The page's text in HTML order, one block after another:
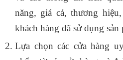
năng, giá cả, thương
khách hàng đã sử dụng sản
Lựa chọn các cửa hàng